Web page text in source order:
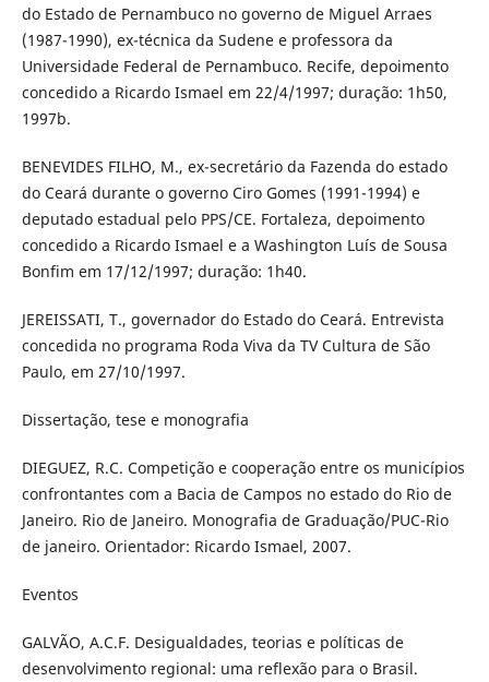
do Estado de Pernambuco no governo de Miguel Arraes
(1987-1990), ex-técnica da Sudene e professora da
Universidade Federal de Pernambuco. Recife, depoimento
concedido a Ricardo Ismael em 22/4/1997; duração: 1h50,
1997b.
BENEVIDES FILHO, M., ex-secretário da Fazenda do estado
do Ceará durante o governo Ciro Gomes (1991-1994) e
deputado estadual pelo PPS/CE. Fortaleza, depoimento
concedido a Ricardo Ismael e a Washington Luís de Sousa
Bonfim em 17/12/1997; duração: 1h40.
JEREISSATI, T., governador do Estado do Ceará. Entrevista
concedida no programa Roda Viva da TV Cultura de São
Paulo, em 27/10/1997.
Dissertação, tese e monografia
DIEGUEZ, R.C. Competição e cooperação entre os municípios
confrontantes com a Bacia de Campos no estado do Rio de
Janeiro. Rio de Janeiro. Monografia de Graduação/PUC-Rio
de janeiro. Orientador: Ricardo Ismael, 2007.
Eventos
GALVÃO, A.C.F. Desigualdades, teorias e políticas de
desenvolvimento regional: uma reflexão para o Brasil.